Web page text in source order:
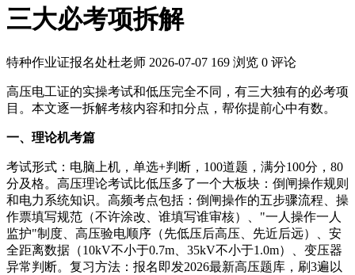
三大必考项拆解
特种作业证报名处杜老师 2026-07-07 169 浏览 0 评论
高压电工证的实操考试和低压完全不同，有三大独有的必考项
目。本文逐一拆解考核内容和扣分点，帮你提前心中有数。
一、理论机考篇
考试形式：电脑上机，单选+判断，100道题，满分100分，80
分及格。高压理论考试比低压多了一个大板块：倒闸操作规则
和电力系统知识。高频考点包括：倒闸操作的五步骤流程、操
作票填写规范（不许涂改、谁填写谁审核）、"一人操作一人
监护"制度、高压验电顺序（先低压后高压、先近后远）、安
全距离数据（10kV不小于0.7m、35kV不小于1.0m）、变压器
异常判断。复习方法：报名即发2026最新高压题库，刷3遍以